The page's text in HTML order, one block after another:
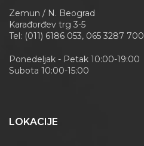
Zemun / N. Beograd
Karađorđev trg 3-5
Tel: (011) 6186 053, 065 3287 700
Ponedeljak - Petak 10:00-19:00
Subota 10:00-15:00
LOKACIJE